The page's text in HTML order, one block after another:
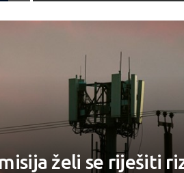
želi se riješiti